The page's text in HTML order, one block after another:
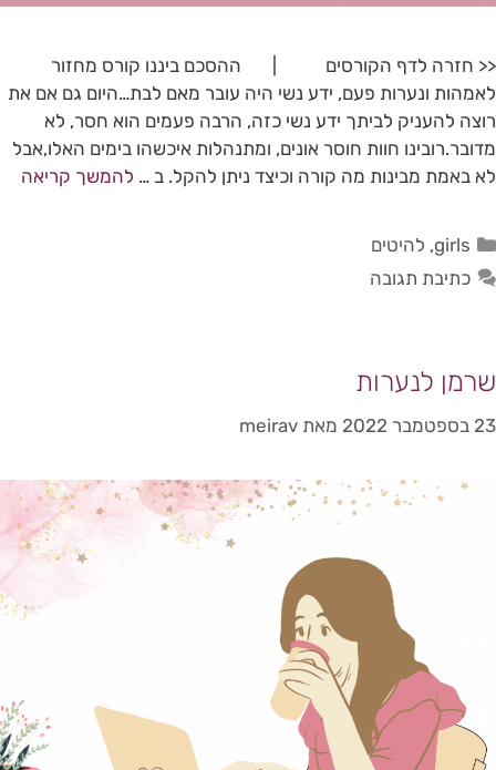
<< חזרה לדף הקורסים | ההסכם ביננו קורס מחזור
לאמהות ונערות פעם, ידע נשי היה עובר מאם לבת…היום גם אם את
רוצה להעניק לביתך ידע נשי כזה, הרבה פעמים הוא חסר, לא
מדובר.רובינו חוות חוסר אונים, ומתנהלות איכשהו בימים האלו,אבל
לא באמת מבינות מה קורה וכיצד ניתן להקל. ב … להמשך קריאה
girls
, להיטים
כתיבת תגובה
שרמן לנערות
23 בספטמבר 2022 מאת meirav